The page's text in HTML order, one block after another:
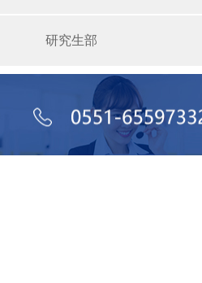
研究生部